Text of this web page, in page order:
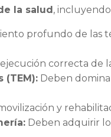
la salud,
profundo de las
correcta de
(TEM): Deben
y
Deben adquirir